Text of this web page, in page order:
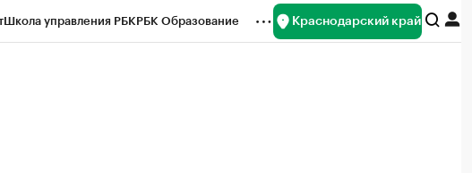
Школа управления РБКРБК Образование Краснодарский край